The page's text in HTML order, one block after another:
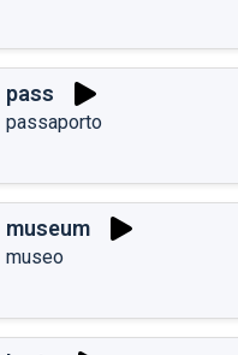
pass
passaporto
museum
museo